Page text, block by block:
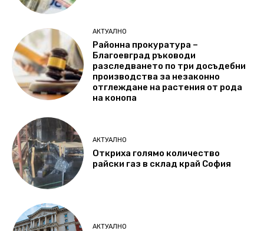
АКТУАЛНО
Районна прокуратура –
Благоевград ръководи
разследването по три досъдебни
производства за незаконно
отглеждане на растения от рода
на конопа
АКТУАЛНО
Откриха голямо количество
райски газ в склад край София
АКТУАЛНО